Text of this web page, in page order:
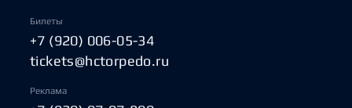
Билеты
+7 (920) 006-05-34
tickets@hctorpedo.ru
Реклама